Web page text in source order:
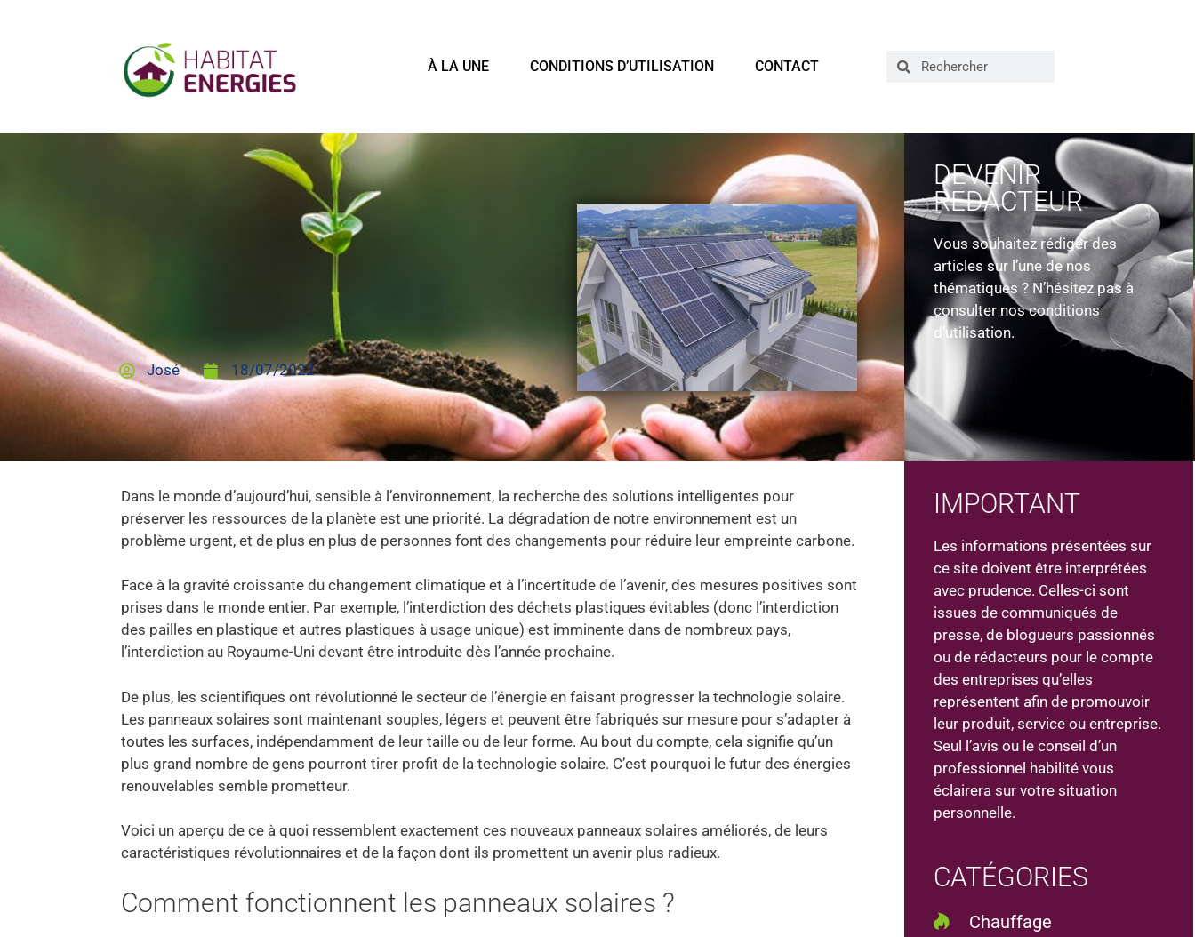
À LA UNE CONDITIONS D’UTILISATION CONTACT
José 18/07/2022
DEVENIR
REDACTEUR
Vous souhaitez rédiger des
articles sur l’une de nos
thématiques ? N’hésitez pas à
consulter nos conditions
d’utilisation.
Dans le monde d’aujourd’hui, sensible à l’environnement, la recherche des solutions intelligentes pour
préserver les ressources de la planète est une priorité. La dégradation de notre environnement est un
problème urgent, et de plus en plus de personnes font des changements pour réduire leur empreinte carbone.
Face à la gravité croissante du changement climatique et à l’incertitude de l’avenir, des mesures positives sont
prises dans le monde entier. Par exemple, l’interdiction des déchets plastiques évitables (donc l’interdiction
des pailles en plastique et autres plastiques à usage unique) est imminente dans de nombreux pays,
l’interdiction au Royaume-Uni devant être introduite dès l’année prochaine.
De plus, les scientifiques ont révolutionné le secteur de l’énergie en faisant progresser la technologie solaire.
Les panneaux solaires sont maintenant souples, légers et peuvent être fabriqués sur mesure pour s’adapter à
toutes les surfaces, indépendamment de leur taille ou de leur forme. Au bout du compte, cela signifie qu’un
plus grand nombre de gens pourront tirer profit de la technologie solaire. C’est pourquoi le futur des énergies
renouvelables semble prometteur.
Voici un aperçu de ce à quoi ressemblent exactement ces nouveaux panneaux solaires améliorés, de leurs
caractéristiques révolutionnaires et de la façon dont ils promettent un avenir plus radieux.
Comment fonctionnent les panneaux solaires ?
IMPORTANT
Les informations présentées sur
ce site doivent être interprétées
avec prudence. Celles-ci sont
issues de communiqués de
presse, de blogueurs passionnés
ou de rédacteurs pour le compte
des entreprises qu’elles
représentent afin de promouvoir
leur produit, service ou entreprise.
Seul l’avis ou le conseil d’un
professionnel habilité vous
éclairera sur votre situation
personnelle.
CATÉGORIES
Chauffage